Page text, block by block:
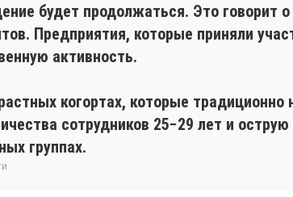
будет продолжаться. Это говорит
Предприятия, которые приняли
активность.
когортах, которые традиционно
сотрудников 25−29 лет и острую
группах.